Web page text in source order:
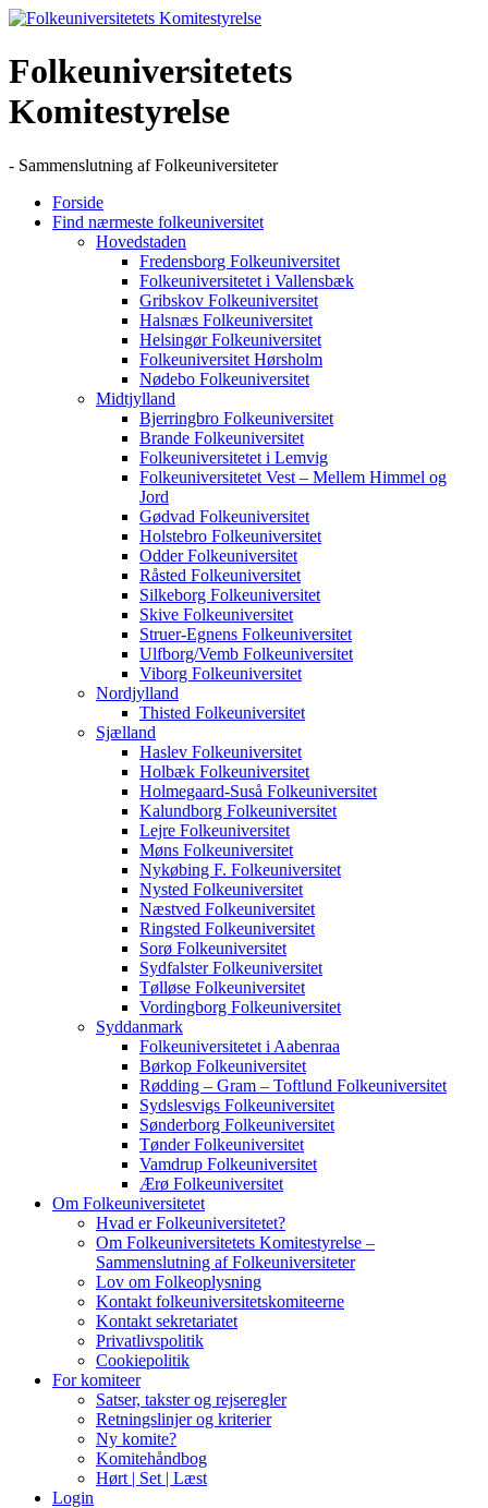
Skip
content
Folkeuniversitetets
Komitestyrelse
- Sammenslutning af Folkeuniversiteter
Forside
Find nærmeste folkeuniversitet
Hovedstaden
Fredensborg Folkeuniversitet
Folkeuniversitetet i Vallensbæk
Gribskov Folkeuniversitet
Halsnæs Folkeuniversitet
Helsingør Folkeuniversitet
Folkeuniversitet Hørsholm
Nødebo Folkeuniversitet
Midtjylland
Bjerringbro Folkeuniversitet
Brande Folkeuniversitet
Folkeuniversitetet i Lemvig
Folkeuniversitetet Vest – Mellem Himmel og
Jord
Gødvad Folkeuniversitet
Holstebro Folkeuniversitet
Odder Folkeuniversitet
Råsted Folkeuniversitet
Silkeborg Folkeuniversitet
Skive Folkeuniversitet
Struer-Egnens Folkeuniversitet
Ulfborg/Vemb Folkeuniversitet
Viborg Folkeuniversitet
Nordjylland
Thisted Folkeuniversitet
Sjælland
Haslev Folkeuniversitet
Holbæk Folkeuniversitet
Holmegaard-Suså Folkeuniversitet
Kalundborg Folkeuniversitet
Lejre Folkeuniversitet
Møns Folkeuniversitet
Nykøbing F. Folkeuniversitet
Nysted Folkeuniversitet
Næstved Folkeuniversitet
Ringsted Folkeuniversitet
Sorø Folkeuniversitet
Sydfalster Folkeuniversitet
Tølløse Folkeuniversitet
Vordingborg Folkeuniversitet
Syddanmark
Folkeuniversitetet i Aabenraa
Børkop Folkeuniversitet
Rødding – Gram – Toftlund Folkeuniversitet
Sydslesvigs Folkeuniversitet
Sønderborg Folkeuniversitet
Tønder Folkeuniversitet
Vamdrup Folkeuniversitet
Ærø Folkeuniversitet
Om Folkeuniversitetet
Hvad er Folkeuniversitetet?
Om Folkeuniversitetets Komitestyrelse –
Sammenslutning af Folkeuniversiteter
Lov om Folkeoplysning
Kontakt folkeuniversitetskomiteerne
Kontakt sekretariatet
Privatlivspolitik
Cookiepolitik
For komiteer
Satser, takster og rejseregler
Retningslinjer og kriterier
Ny komite?
Komitehåndbog
Hørt | Set | Læst
Login